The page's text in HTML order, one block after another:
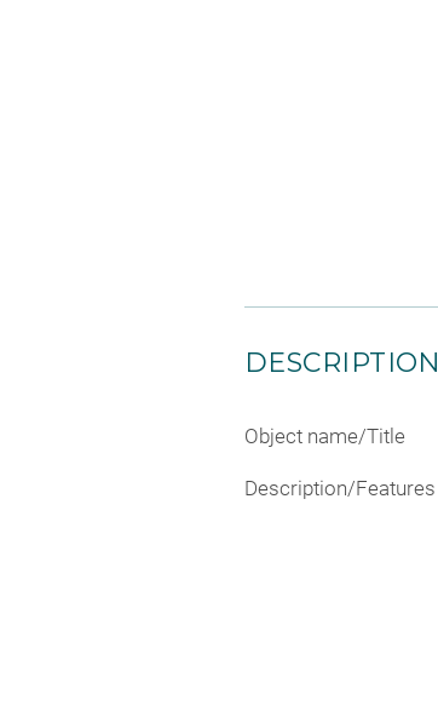
DESCRIPTION
Object name/Title
Description/Features